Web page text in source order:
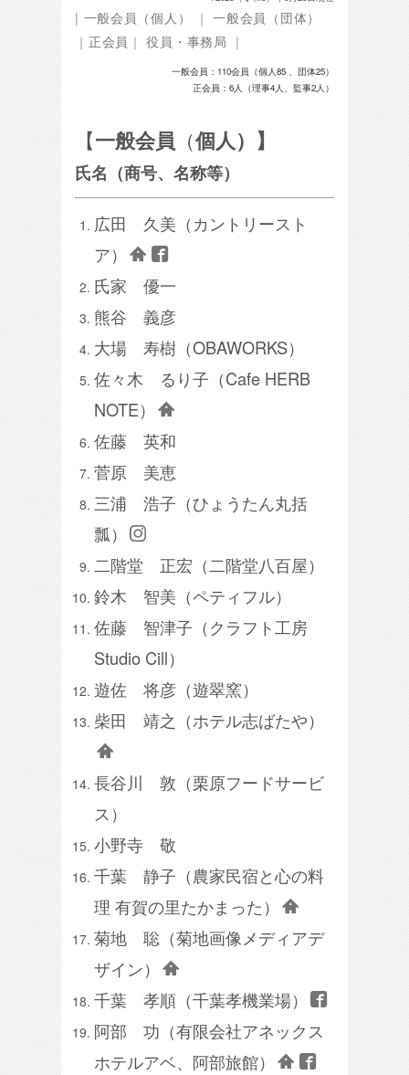
| 一般会員（個人） ｜一般会員（団体）
｜ 正会員 ｜役員・事務局 ｜
一般会員：110会員（個人85 、団体25）
正会員：6人（理事4人、監事2人）
【一般会員 （個人）】
氏名（商号、名称等）
広田 久美（カントリースト
ア）
氏家 優一
熊谷 義彦
大場 寿樹（OBAWORKS）
佐々木 るり子（Cafe HERB
NOTE）
佐藤 英和
菅原 美恵
三浦 浩子（ひょうたん丸括
瓢）
二階堂 正宏（二階堂八百屋）
鈴木 智美（ペティフル）
佐藤 智津子（クラフト工房
Studio Cill）
遊佐 将彦（遊翠窯）
柴田 靖之（ホテル志ばたや）
長谷川 敦（栗原フードサービ
ス）
小野寺 敬
千葉 静子（農家民宿と心の料
理 有賀の里たかまった）
菊地 聡（菊地画像メディアデ
ザイン）
千葉 孝順（千葉孝機業場）
阿部 功（有限会社アネックス
ホテルアベ、阿部旅館）